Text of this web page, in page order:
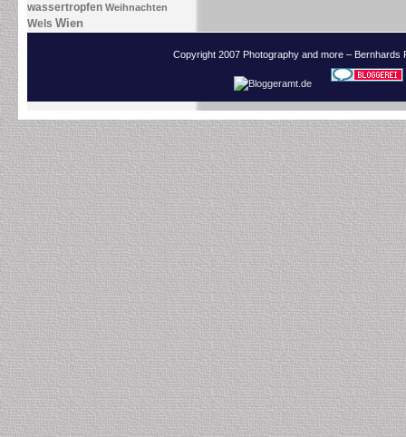
wassertropfen Weihnachten
Wels Wien
Copyright 2007 Photography and more –